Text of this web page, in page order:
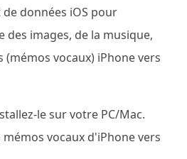
données iOS pour
des images, de la musique,
(mémos vocaux) iPhone vers
le sur votre PC/Mac.
vocaux d'iPhone vers